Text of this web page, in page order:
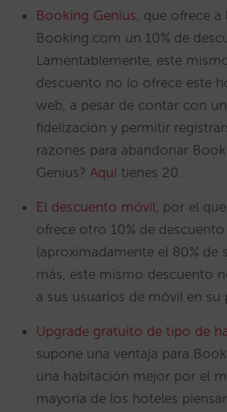
Booking Genius, que ofrece
Booking.com un 10% de
Lamentablemente, este
descuento no lo ofrece este
web, a pesar de contar con
fidelización y permitir
razones para abandonar
Genius? Aquí tienes 20.
El descuento móvil, por el
ofrece otro 10% de descuento
(aproximadamente el 80% de
más, este mismo descuento
a sus usuarios de móvil en su
Upgrade gratuito de tipo de
supone una ventaja para
una habitación mejor por el
mayoría de los hoteles